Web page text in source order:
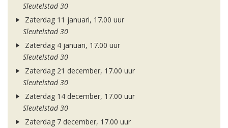
Sleutelstad 30
Zaterdag 11 januari, 17.00 uur
Sleutelstad 30
Zaterdag 4 januari, 17.00 uur
Sleutelstad 30
Zaterdag 21 december, 17.00 uur
Sleutelstad 30
Zaterdag 14 december, 17.00 uur
Sleutelstad 30
Zaterdag 7 december, 17.00 uur